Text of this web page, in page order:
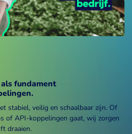
fundament
stabiel, veilig en schaalbaar zijn. Of
of API-koppelingen gaat, wij zorgen
draaien.